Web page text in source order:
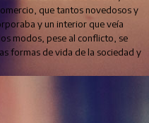
que tantos novedosos y
y un interior que veía
modos, pese al conflicto, se
formas de vida de la sociedad y